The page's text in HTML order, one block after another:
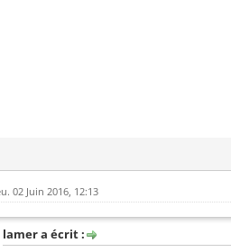
02 Juin 2016, 12:13
lamer a écrit :